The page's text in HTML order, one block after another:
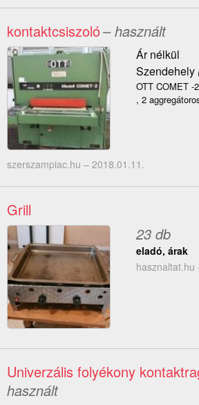
kontaktcsiszoló– használt
Ár nélkül
Szendehely
OTT COMET -
, 2
szerszampiac.hu – 2018.01.11.
Grill
23 db
eladó, árak
hasznaltat.hu
Univerzális folyékony
használt